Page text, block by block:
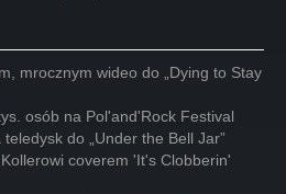
mrocznym wideo do „Dying to Stay
osób na Pol'and'Rock Festival
do „Under the Bell Jar”
coverem 'It's Clobberin'